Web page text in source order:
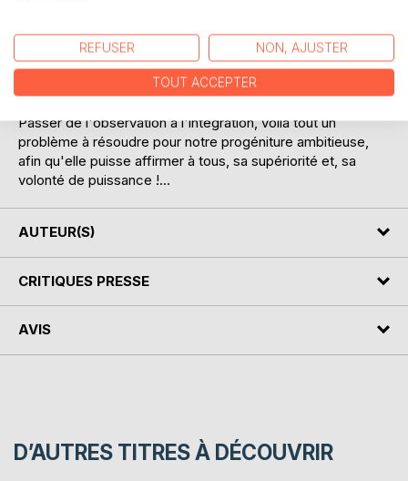
Terre. Ce curieux système propulse l'immergé vers une
observation constante intégrant actes et pensées des
hommes végétant sur cette fameuse station spatiale
Passer de l'observation à l'intégration, voilà tout un
problème à résoudre pour notre progéniture ambitieuse,
afin qu'elle puisse affirmer à tous, sa supériorité et, sa
volonté de puissance !...
AUTEUR(S)
CRITIQUES PRESSE
AVIS
D’AUTRES TITRES À DÉCOUVRIR
REFUSER NON, AJUSTER
TOUT ACCEPTER